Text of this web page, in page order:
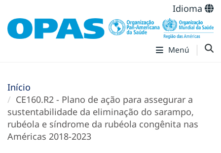
Idioma
Menú
Início
CE160.R2 - Plano de ação para assegurar a
sustentabilidade da eliminação do sarampo,
rubéola e síndrome da rubéola congênita nas
Américas 2018-2023